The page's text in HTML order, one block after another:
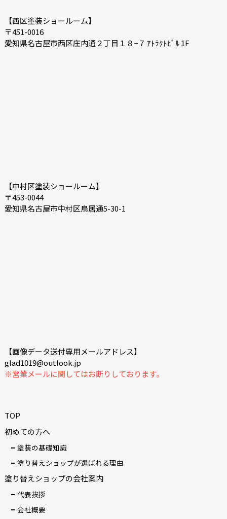
【西区塗装ショールーム】
〒451-0016
愛知県名古屋市西区庄内通２丁目１８−７ ｱﾄﾗｸﾄﾋﾞﾙ 1F
【中村区塗装ショールーム】
〒453-0044
愛知県名古屋市中村区鳥居通5-30-1
【画像データ送付専用メールアドレス】
glad1019@outlook.jp
※営業メールに関してはお断りしております。
TOP
初めての方へ
塗装の基礎知識
塗り替えショップが選ばれる理由
塗り替えショップの会社案内
代表挨拶
会社概要